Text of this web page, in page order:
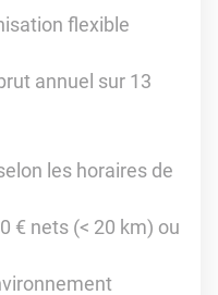
flexible
annuel sur 13
les horaires de
€ nets (< 20 km) ou